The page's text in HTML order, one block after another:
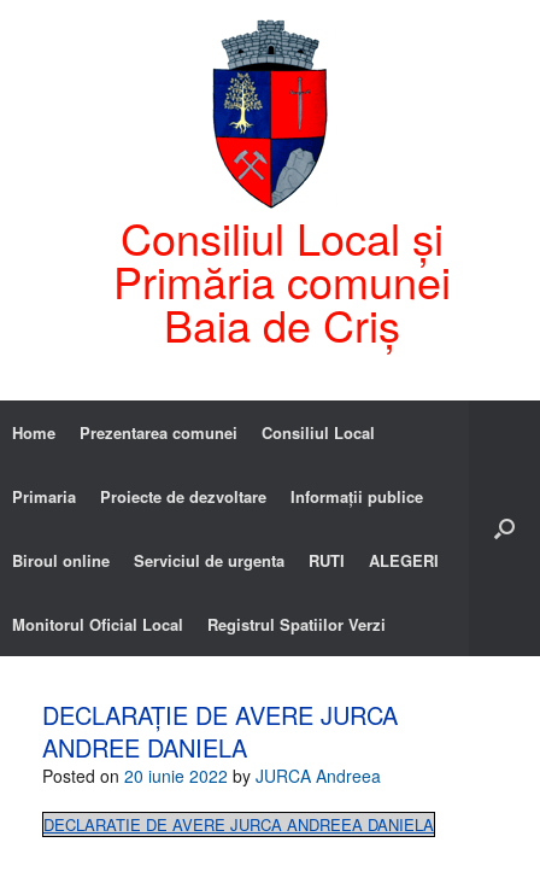
Consiliul Local și
Primăria comunei
Baia de Criș
Home Prezentarea comunei Consiliul Local
Primaria Proiecte de dezvoltare Informații publice
Biroul online Serviciul de urgenta RUTI ALEGERI
Monitorul Oficial Local Registrul Spatiilor Verzi
DECLARAȚIE DE AVERE JURCA
ANDREE DANIELA
Posted on 20 iunie 2022 by JURCA Andreea
DECLARATIE DE AVERE JURCA ANDREEA DANIELA